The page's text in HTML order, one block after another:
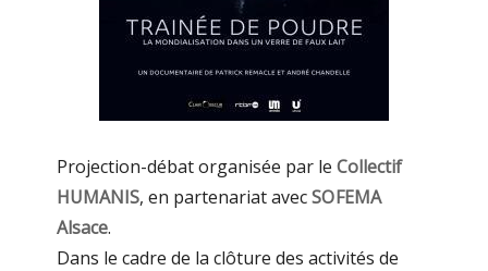
Projection-débat organisée par le Collectif
HUMANIS, en partenariat avecSOFEMA
Alsace.
Dans le cadre de la clôture des activités de